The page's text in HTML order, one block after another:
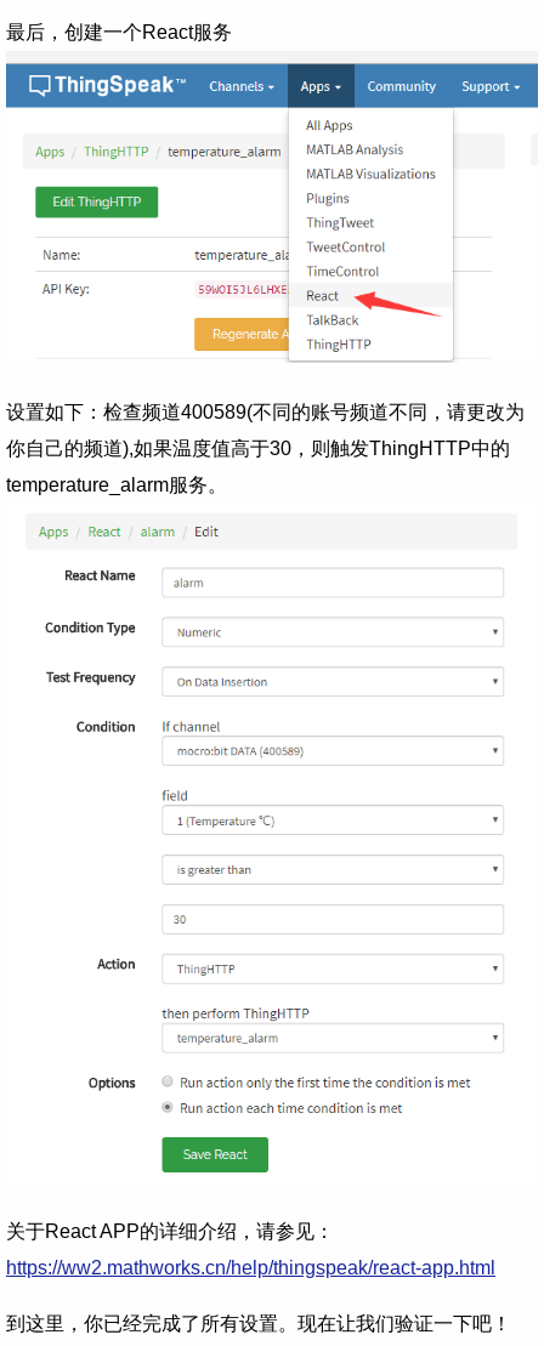
最后，创建一个React服务
设置如下：检查频道400589(不同的账号频道不同，请更改为
你自己的频道),如果温度值高于30，则触发ThingHTTP中的
temperature_alarm服务。
关于React APP的详细介绍，请参见：
https://ww2.mathworks.cn/help/thingspeak/react-app.html
到这里，你已经完成了所有设置。现在让我们验证一下吧！